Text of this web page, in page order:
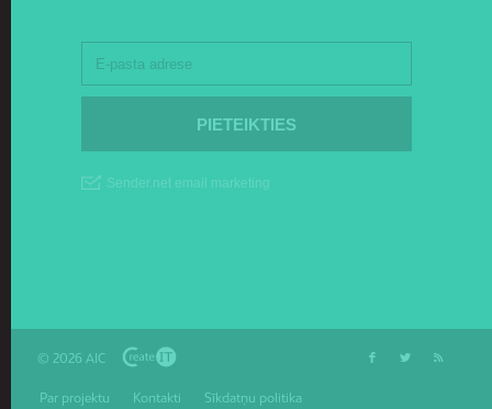
© 2026 AIC
Par projektu Kontakti Sīkdatņu politika